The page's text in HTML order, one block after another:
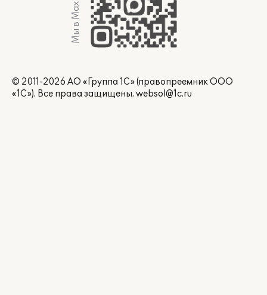
Мы в Max
© 2011-2026 АО «Группа 1С» (правопреемник ООО
«1С»). Все права защищены. websol@1c.ru